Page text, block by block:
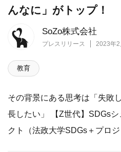
SoZo株式会社
プレスリリース 2023年
んなに」がトップ！
教育
その背景にある思考は「失敗
長したい」 【Z世代】SDGs
クト（法政大学SDGs＋プロジ